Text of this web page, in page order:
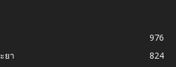
976
ยา
824